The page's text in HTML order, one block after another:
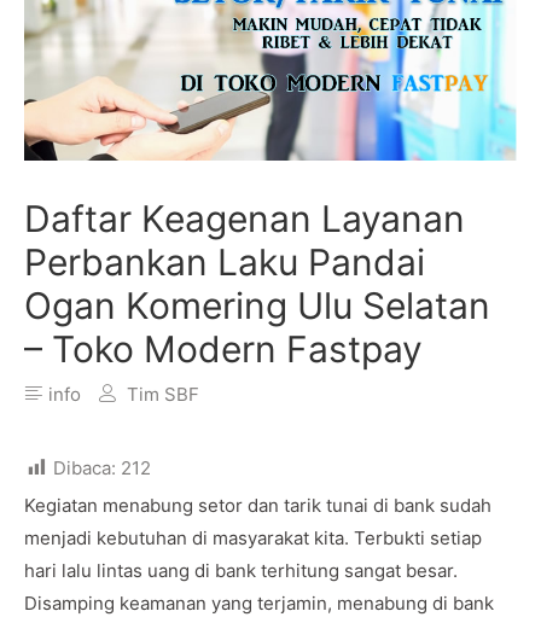
Daftar Keagenan Layanan
Perbankan Laku Pandai
Ogan Komering Ulu Selatan
– Toko Modern Fastpay
info Tim SBF
Dibaca: 212
Kegiatan menabung setor dan tarik tunai di bank sudah
menjadi kebutuhan di masyarakat kita. Terbukti setiap
hari lalu lintas uang di bank terhitung sangat besar.
Disamping keamanan yang terjamin, menabung di bank